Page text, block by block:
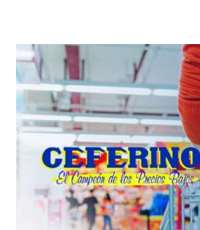
a
t
s
A
p
e
b
o
o
l
e
g
r
a